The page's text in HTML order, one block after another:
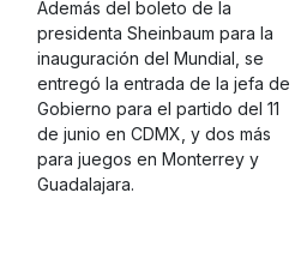
Además del boleto de la
presidenta Sheinbaum para la
inauguración del Mundial, se
entregó la entrada de la jefa de
Gobierno para el partido del 11
de junio en CDMX, y dos más
para juegos en Monterrey y
Guadalajara.